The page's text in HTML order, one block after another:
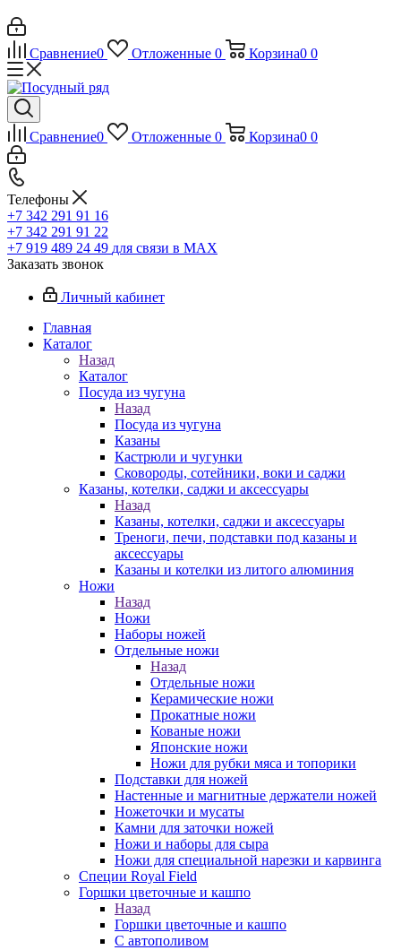
Сравнение0 Отложенные 0 Корзина0 0
Сравнение0 Отложенные 0 Корзина0 0
Телефоны
+7 342 291 91 16
+7 342 291 91 22
+7 919 489 24 49 для связи в МАХ
Заказать звонок
Личный кабинет
Главная
Каталог
Назад
Каталог
Посуда из чугуна
Назад
Посуда из чугуна
Казаны
Кастрюли и чугунки
Сковороды, сотейники, воки и саджи
Казаны, котелки, саджи и аксессуары
Назад
Казаны, котелки, саджи и аксессуары
Треноги, печи, подставки под казаны и
аксессуары
Казаны и котелки из литого алюминия
Ножи
Назад
Ножи
Наборы ножей
Отдельные ножи
Назад
Отдельные ножи
Керамические ножи
Прокатные ножи
Кованые ножи
Японские ножи
Ножи для рубки мяса и топорики
Подставки для ножей
Настенные и магнитные держатели ножей
Ножеточки и мусаты
Камни для заточки ножей
Ножи и наборы для сыра
Ножи для специальной нарезки и карвинга
Специи Royal Field
Горшки цветочные и кашпо
Назад
Горшки цветочные и кашпо
С автополивом